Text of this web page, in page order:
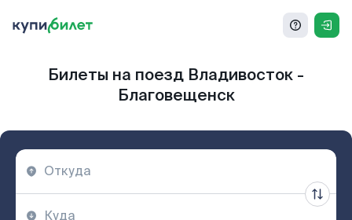
Билеты на поезд Владивосток -
Благовещенск